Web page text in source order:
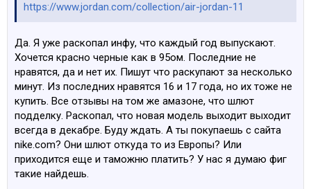
https://www.jordan.com/collection/air-jordan-11
Да. Я уже раскопал инфу, что каждый год выпускают.
Хочется красно черные как в 95ом. Последние не
нравятся, да и нет их. Пишут что раскупают за несколько
минут. Из последних нравятся 16 и 17 года, но их тоже не
купить. Все отзывы на том же амазоне, что шлют
подделку. Раскопал, что новая модель выходит выходит
всегда в декабре. Буду ждать. А ты покупаешь с сайта
nike.com? Они шлют откуда то из Европы? Или
приходится еще и таможню платить? У нас я думаю фиг
такие найдешь.